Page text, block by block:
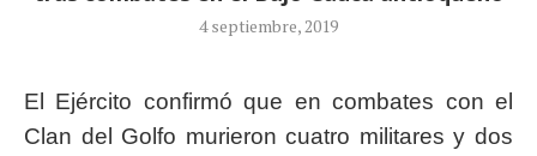
4 septiembre, 2019
El Ejército confirmó que en combates con el
Clan del Golfo murieron cuatro militares y dos